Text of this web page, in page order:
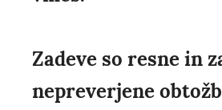
Zadeve so resne in
nepreverjene